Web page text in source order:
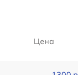
Цена